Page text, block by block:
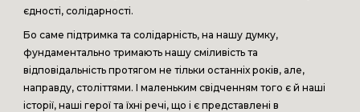
єдності, солідарності.
Бо саме підтримка та солідарність, на нашу думку,
фундаментально тримають нашу сміливість та
відповідальність протягом не тільки останніх років, але,
направду, століттями. І маленьким свідченням того є й наші
історії, наші герої та їхні речі, що і є представлені в